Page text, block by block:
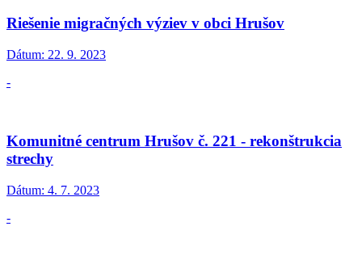
Riešenie migračných výziev v obci Hrušov
Dátum: 22. 9. 2023
-
Komunitné centrum Hrušov č. 221 - rekonštrukcia
strechy
Dátum: 4. 7. 2023
-